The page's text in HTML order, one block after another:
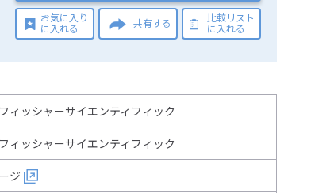
お気に入り
に入れる
共有する
比較リスト
に入れる
ィッシャーサイエンティフィック
ィッシャーサイエンティフィック
ジ